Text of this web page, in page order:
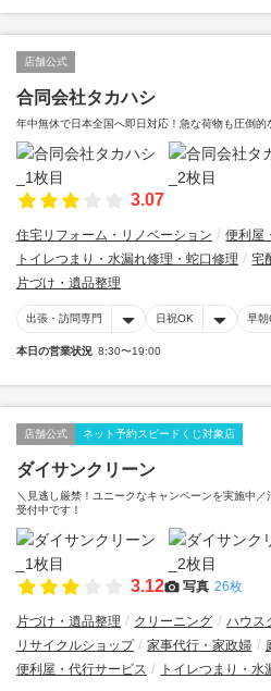
店舗公式
合同会社タカハシ
年中無休で日本全国へ即日対応！急な荷物も圧倒
3.07
住宅リフォーム・リノベーション
便利屋
トイレつまり・水漏れ修理・蛇口修理
宅
片づけ・遺品整理
出張・訪問専門 日祝OK 早朝
本日の営業状況 8:30〜19:00
店舗公式 ネット予約スピードくじ対象店
ダイサンクリーン
＼見逃し厳禁！ユニークなキャンペーンを実施中
受付中です！
3.12 写真 26枚
片づけ・遺品整理 クリーニング
ハウス
リサイクルショップ
家事代行・家政婦
便利屋・代行サービス
トイレつまり・水